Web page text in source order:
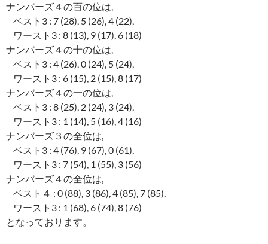
ナンバーズ４の百の位は,
ベスト3 : 7 (28), 5 (26), 4 (22),
ワースト3 : 8 (13), 9 (17), 6 (18)
ナンバーズ４の十の位は,
ベスト3 : 4 (26), 0 (24), 5 (24),
ワースト3 : 6 (15), 2 (15), 8 (17)
ナンバーズ４の一の位は,
ベスト3 : 8 (25), 2 (24), 3 (24),
ワースト3 : 1 (14), 5 (16), 4 (16)
ナンバーズ３の全位は,
ベスト3 : 4 (76), 9 (67), 0 (61),
ワースト3 : 7 (54), 1 (55), 3 (56)
ナンバーズ４の全位は,
ベスト４ : 0 (88), 3 (86), 4 (85), 7 (85),
ワースト3 : 1 (68), 6 (74), 8 (76)
となっております。